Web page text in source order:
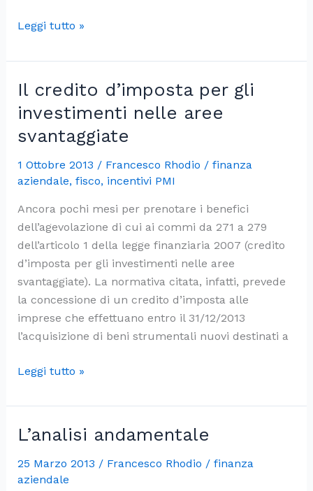
Il
problema
garanzie
bancarie
Leggi tutto »
Il credito d’imposta per gli
investimenti nelle aree
svantaggiate
1 Ottobre 2013 / Francesco Rhodio / finanza
aziendale, fisco, incentivi PMI
Ancora pochi mesi per prenotare i benefici
dell’agevolazione di cui ai commi da 271 a 279
dell’articolo 1 della legge finanziaria 2007 (credito
d’imposta per gli investimenti nelle aree
svantaggiate). La normativa citata, infatti, prevede
la concessione di un credito d’imposta alle
imprese che effettuano entro il 31/12/2013
l’acquisizione di beni strumentali nuovi destinati a
Il
d’imposta
gli
investimenti
nelle
Leggi tutto »
L’analisi andamentale
25 Marzo 2013 / Francesco Rhodio / finanza
aziendale